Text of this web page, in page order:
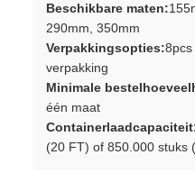
Beschikbare maten:
290mm, 350mm
Verpakkingsopties:
verpakking
Minimale
één maat
(20 FT) of 850.000 stuks